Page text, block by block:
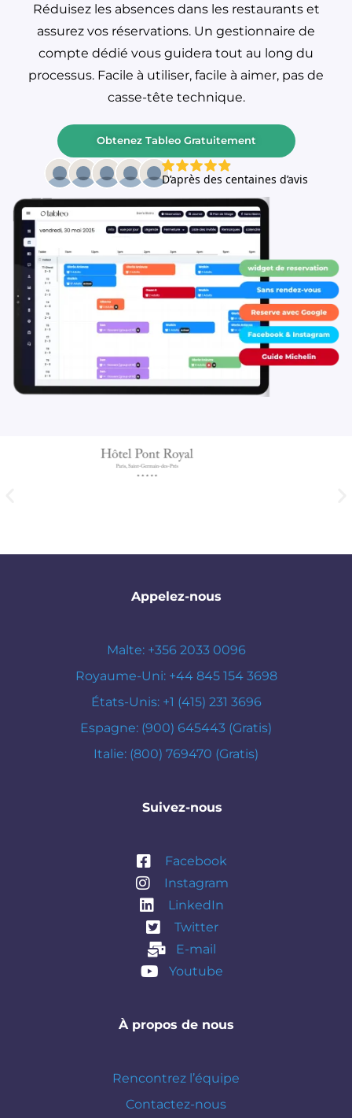
Réduisez les absences dans les restaurants et
assurez vos réservations. Un gestionnaire de
compte dédié vous guidera tout au long du
processus. Facile à utiliser, facile à aimer, pas de
casse-tête technique.
Obtenez Tableo Gratuitement
Appelez-nous
Malte: +356 2033 0096
Royaume-Uni: +44 845 154 3698
États-Unis: +1 (415) 231 3696
Espagne: (900) 645443 (Gratis)
Italie: (800) 769470 (Gratis)
Suivez-nous
Facebook
Instagram
LinkedIn
Twitter
E-mail
Youtube
À propos de nous
Rencontrez l’équipe
Contactez-nous